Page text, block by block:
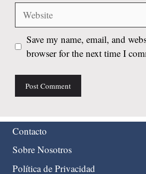
Website
Save my name, email, and
browser for the next time I
Contacto
Sobre Nosotros
Política de Privacidad